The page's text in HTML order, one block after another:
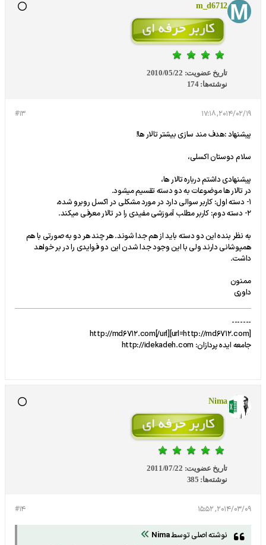
m_d6712
تاریخ عضویت: 2010/05/22
نوشته‌ها: 174
#13 2014/02/19, 17:18
پیشنهاد :هدف مند سازی بیشتر تالار ها!
سلام دوستان اکسلی،
پیشنهادی داشتم درباره تالار ها،
در تالار ها موضوعات به دو دسته تقسیم میشود.
1- دسته اول: کاربر سوالی دارد در مورد مشکلی در اکسل روبرو شده،
2- دسته دوم: کاربر مطلب آموزشی مفیدی را در تالار معرفی میکند.
به نظر بنده این دو دسته باید از هم جدا شوند. هر چند هر دو به صورتی با هم
همپوشانی دارند ولی با این وجود جدا شدن این دو فوایدی را در بر خواهد
داشت.
ممنون
داوری
-------
[url=http://md6712.com]http://md6712.com[/url]
جامعه ایده پردازان: http://idekadeh.com
Nima
تاریخ عضویت: 2011/07/22
نوشته‌ها: 385
#14 2014/03/09, 15:52
نوشته اصلی توسطNima